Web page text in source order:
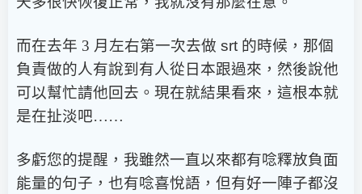
而在去年 3 月左右第一次去做 srt 的時候，那個
負責做的人有說到有人從日本跟過來，然後說他
可以幫忙請他回去。現在就結果看來，這根本就
是在扯淡吧……
多虧您的提醒，我雖然一直以來都有唸釋放負面
能量的句子，也有唸喜悅語，但有好一陣子都沒